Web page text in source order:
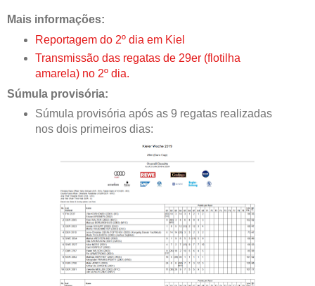
Mais informações:
Reportagem do 2º dia em Kiel
Transmissão das regatas de 29er (flotilha
amarela) no 2º dia.
Súmula provisória:
Súmula provisória após as 9 regatas realizadas
nos dois primeiros dias: